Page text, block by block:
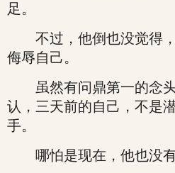
足。
不过，他倒也没觉得，
侮辱自己。
虽然有问鼎第一的念头
认，三天前的自己，不是
手。
哪怕是现在，他也没有